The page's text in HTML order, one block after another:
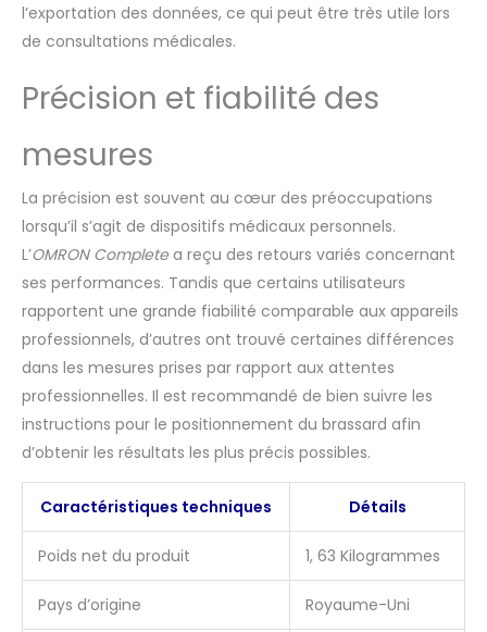
l’exportation des données, ce qui peut être très utile lors
de consultations médicales.
Précision et fiabilité des
mesures
La précision est souvent au cœur des préoccupations
lorsqu’il s’agit de dispositifs médicaux personnels.
L’OMRON Completea reçu des retours variés concernant
ses performances. Tandis que certains utilisateurs
rapportent une grande fiabilité comparable aux appareils
professionnels, d’autres ont trouvé certaines différences
dans les mesures prises par rapport aux attentes
professionnelles. Il est recommandé de bien suivre les
instructions pour le positionnement du brassard afin
d’obtenir les résultats les plus précis possibles.
Caractéristiques techniques Détails
Poids net du produit 1, 63 Kilogrammes
Pays d’origine Royaume-Uni